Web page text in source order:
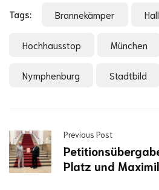
Tags: Brannekämper
Hochhausstop München
Nymphenburg Stadtbild
Previous Post
Platz und